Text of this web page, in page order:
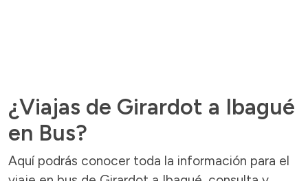
¿Viajas de Girardot a Ibagué
en Bus?
Aquí podrás conocer toda la información para el